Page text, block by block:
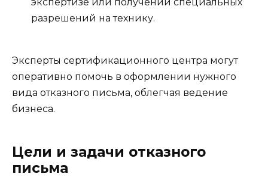
экспертизе или получении специальных
разрешений на технику.
Эксперты сертификационного центра могут
оперативно помочь в оформлении нужного
вида отказного письма, облегчая ведение
бизнеса.
Цели и задачи отказного
письма